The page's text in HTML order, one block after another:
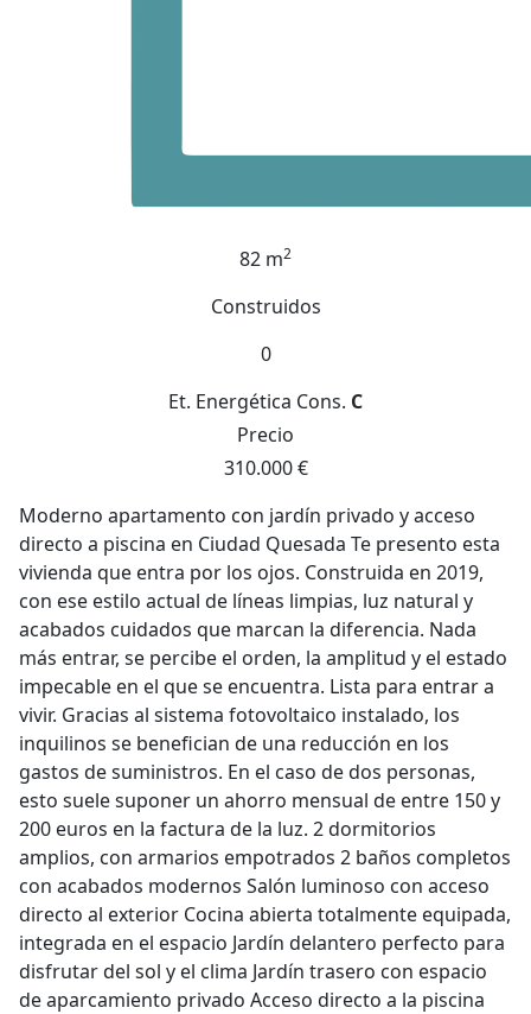
82 m2
Construidos
0
Et. Energética Cons. C
Precio
310.000 €
Moderno apartamento con jardín privado y acceso
directo a piscina en Ciudad Quesada Te presento esta
vivienda que entra por los ojos. Construida en 2019,
con ese estilo actual de líneas limpias, luz natural y
acabados cuidados que marcan la diferencia. Nada
más entrar, se percibe el orden, la amplitud y el estado
impecable en el que se encuentra. Lista para entrar a
vivir. Gracias al sistema fotovoltaico instalado, los
inquilinos se benefician de una reducción en los
gastos de suministros. En el caso de dos personas,
esto suele suponer un ahorro mensual de entre 150 y
200 euros en la factura de la luz. 2 dormitorios
amplios, con armarios empotrados 2 baños completos
con acabados modernos Salón luminoso con acceso
directo al exterior Cocina abierta totalmente equipada,
integrada en el espacio Jardín delantero perfecto para
disfrutar del sol y el clima Jardín trasero con espacio
de aparcamiento privado Acceso directo a la piscina